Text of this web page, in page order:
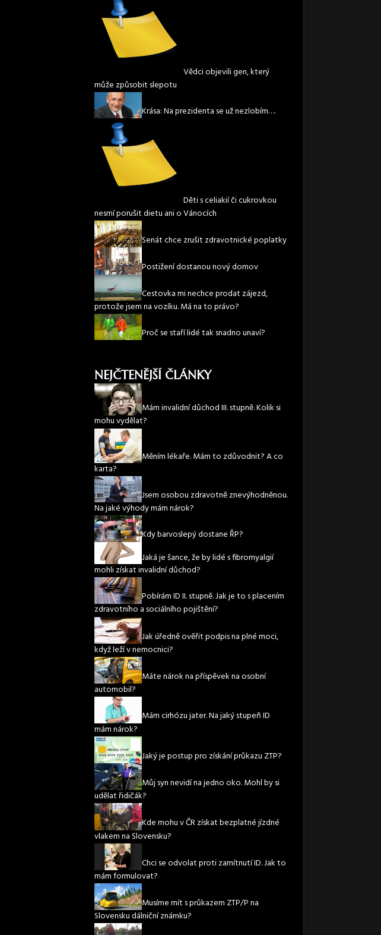
Vědci objevili gen, který
může způsobit slepotu
Krása: Na prezidenta se už nezlobím….
Děti s celiakií či cukrovkou
nesmí porušit dietu ani o Vánocích
Senát chce zrušit zdravotnické poplatky
Postižení dostanou nový domov
Cestovka mi nechce prodat zájezd,
protože jsem na vozíku. Má na to právo?
Proč se staří lidé tak snadno unaví?
NEJČTENĚJŠÍ ČLÁNKY
Mám invalidní důchod III. stupně. Kolik si
mohu vydělat?
Měním lékaře. Mám to zdůvodnit? A co
karta?
Jsem osobou zdravotně znevýhodněnou.
Na jaké výhody mám nárok?
Kdy barvoslepý dostane ŘP?
Jaká je šance, že by lidé s fibromyalgií
mohli získat invalidní důchod?
Pobírám ID II. stupně. Jak je to s placením
zdravotního a sociálního pojištění?
Jak úředně ověřit podpis na plné moci,
když leží v nemocnici?
Máte nárok na příspěvek na osobní
automobil?
Mám cirhózu jater. Na jaký stupeň ID
mám nárok?
Jaký je postup pro získání průkazu ZTP?
Můj syn nevidí na jedno oko. Mohl by si
udělat řidičák?
Kde mohu v ČR získat bezplatné jízdné
vlakem na Slovensku?
Chci se odvolat proti zamítnutí ID. Jak to
mám formulovat?
Musíme mít s průkazem ZTP/P na
Slovensku dálniční známku?